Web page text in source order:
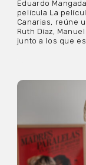
Eduardo
película La
Canarias, reúne
Ruth Díaz,
junto a los que